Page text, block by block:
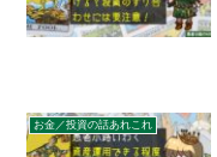
お金／投資の話あれこれ